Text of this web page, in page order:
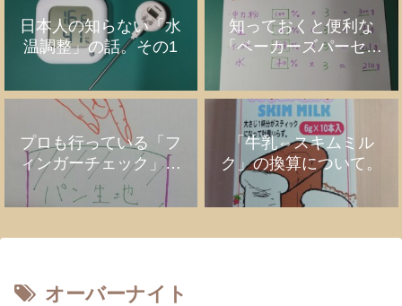
日本人の知らない「水
温調整」の話。その1
知っておくと便利な
「ベーカーズパーセン
ト」の話
プロも行っている「フ
ィンガーチェック」の
話。
「牛乳⇔スキムミル
ク」の換算について。
オーバーナイト